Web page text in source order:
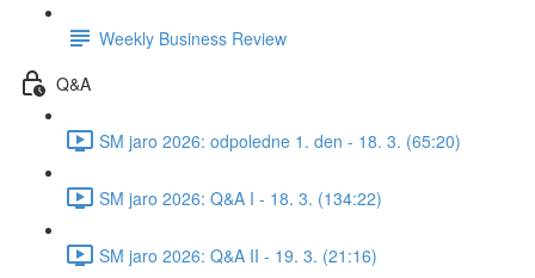
Weekly Business Review
Q&A
SM jaro 2026: odpoledne 1. den - 18. 3. (65:20)
SM jaro 2026: Q&A I - 18. 3. (134:22)
SM jaro 2026: Q&A II - 19. 3. (21:16)